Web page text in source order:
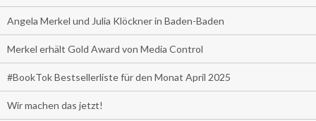
Angela Merkel und Julia Klöckner in Baden-Baden
Merkel erhält Gold Award von Media Control
#BookTok Bestsellerliste für den Monat April 2025
Wir machen das jetzt!